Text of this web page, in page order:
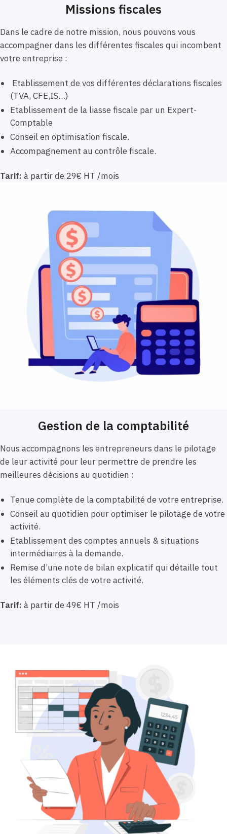
Missions fiscales
Dans le cadre de notre mission, nous pouvons vous
accompagner dans les différentes fiscales qui incombent
votre entreprise :
Etablissement de vos différentes déclarations fiscales
(TVA, CFE,IS…)
Etablissement de la liasse fiscale par un Expert-
Comptable
Conseil en optimisation fiscale.
Accompagnement au contrôle fiscale.
Tarif: à partir de 29€ HT /mois
Gestion de la comptabilité
Nous accompagnons les entrepreneurs dans le pilotage
de leur activité pour leur permettre de prendre les
meilleures décisions au quotidien :
Tenue complète de la comptabilité de votre entreprise.
Conseil au quotidien pour optimiser le pilotage de votre
activité.
Etablissement des comptes annuels & situations
intermédiaires à la demande.
Remise d’une note de bilan explicatif qui détaille tout
les éléments clés de votre activité.
Tarif: à partir de 49€ HT /mois